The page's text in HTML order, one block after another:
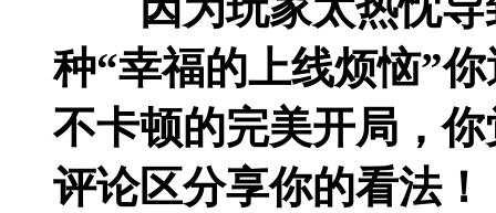
种“幸福的上线烦恼”
不卡顿的完美开局，
评论区分享你的看法！